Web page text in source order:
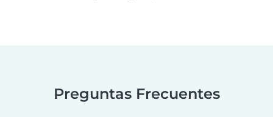
Preguntas Frecuentes